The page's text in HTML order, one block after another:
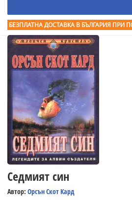
БЕЗПЛАТНА ДОСТАВКА В БЪЛГАРИЯ ПРИ
Седмият син
Автор: Орсън Скот Кард